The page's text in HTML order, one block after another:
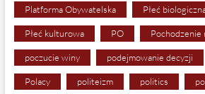
Platforma Obywatelska Płeć
Płeć kulturowa PO Pochodzenie
poczucie winy podejmowanie decyzji
Polacy politeizm politics